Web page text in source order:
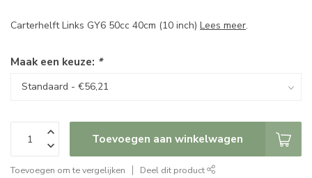
Carterhelft Links GY6 50cc 40cm (10 inch) Lees meer.
Maak een keuze: *
Toevoegen aan winkelwagen
Toevoegen om te vergelijken Deel dit product